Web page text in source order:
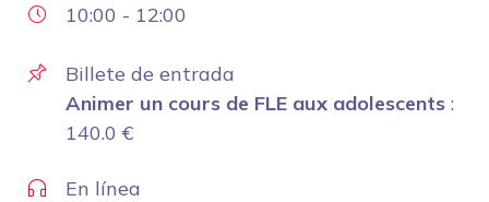
10:00 - 12:00
Billete de entrada
Animer un cours de FLE aux adolescents :
140.0 €
En línea